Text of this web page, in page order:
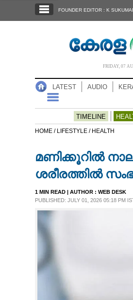
NOTIFIED NEWS
NEWS 360
CASE DIARY
FOUNDER EDITOR : K
FRIDAY, 07
LATEST AUDIO
TIMELINE
HOME / LIFESTYLE / HEALTH
മണിക്കൂറിൽ
ശരീരത്തിൽ
1 MIN READ | AUTHOR : WEB DESK
PUBLISHED: JULY 01, 2026 05:18 PM